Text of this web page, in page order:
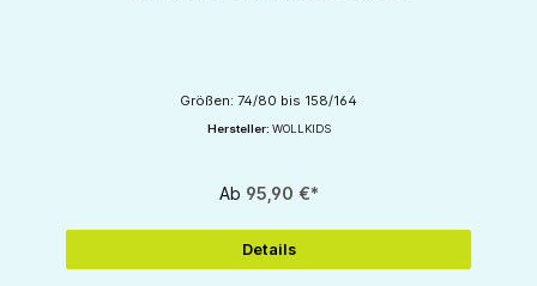
Größen: 74/80 bis 158/164
Hersteller: WOLLKIDS
Ab 95,90 €*
Details